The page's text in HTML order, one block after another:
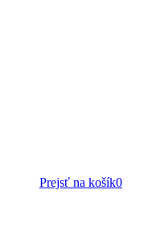
Prejsť na košík0